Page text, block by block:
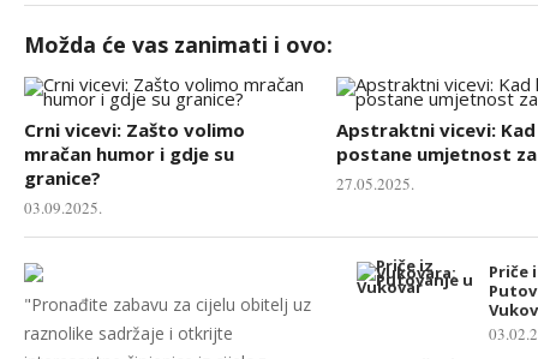
Možda će vas zanimati i ovo:
Crni vicevi: Zašto volimo
mračan humor i gdje su
granice?
03.09.2025.
Apstraktni vicevi:
postane umjetnost
27.05.2025.
"Pronađite zabavu za cijelu obitelj uz
raznolike sadržaje i otkrijte
Priče